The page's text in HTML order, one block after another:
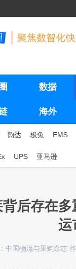
数据
海外
韵达 极兔 EMS
UPS 亚马逊
背后存在
运
中国物流与采购杂志